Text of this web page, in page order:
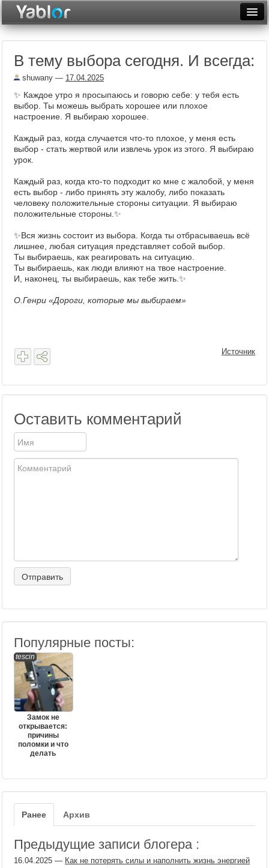
Неделя
Рейтинги
Видеотоп
В тему выбора сегодня. И всегда:
shuwany — 17.04.2025
✨ Каждое утро я просыпаюсь и говорю себе: у тебя есть
выбор. Ты можешь выбрать хорошее или плохое
настроение. Я выбираю хорошее.
Каждый раз, когда случается что-то плохое, у меня есть
выбор - стать жертвой или извлечь урок из этого. Я выбираю
урок.
Каждый раз, когда кто-то подходит ко мне с жалобой, у меня
есть выбор - либо принять эту жалобу, либо показать
человеку положительные стороны ситуации. Я выбираю
положительные стороны.✨
✨Вся жизнь состоит из выбора. Когда ты отбрасываешь всё
лишнее, любая ситуация представляет собой выбор.
Ты выбираешь, как реагировать на ситуацию.
Ты выбираешь, как люди влияют на твое настроение.
И, наконец, ты выбираешь, как тебе жить.✨
О.Генри «Дороги, которые мы выбираем»
Источник
Оставить комментарий
Популярные посты:
tescin
Замок не
открывается:
причины
поломки и что
делать
Ранее Архив
Предыдущие записи блогера :
16.04.2025 — Как не потерять силы и наполнить жизнь энергией